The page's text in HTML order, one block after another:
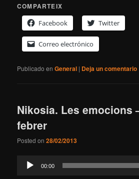
COMPARTEIX
Facebook
Twitter
Correo electrónico
Publicado en General | Deja un comentario
Nikosia. Les emocions
febrer
Posted on28/02/2013
Reproductor
00:00